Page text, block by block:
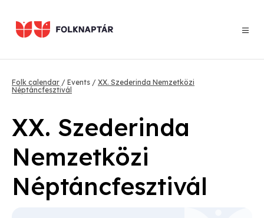
main
content
Breadcrumb
Folk calendar Events
XX. Szederinda Nemzetközi
Néptáncfesztivál
XX. Szederinda
Nemzetközi
Néptáncfesztivál